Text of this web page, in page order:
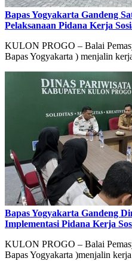
Bapas Yogyakarta Gandeng
Pelaksanaan Pidana Kerja
KULON PROGO – Balai
Bapas Yogyakarta ) menjalin
Bapas Yogyakarta Gandeng
Implementasi Pidana Kerja
KULON PROGO – Balai
Bapas Yogyakarta )menjalin